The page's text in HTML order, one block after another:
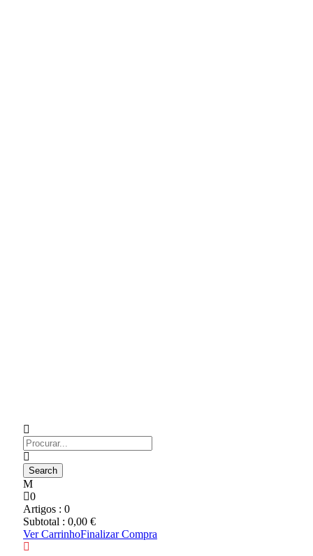
0
Artigos : 0
Subtotal : 0,00 €
Ver CarrinhoFinalizar Compra